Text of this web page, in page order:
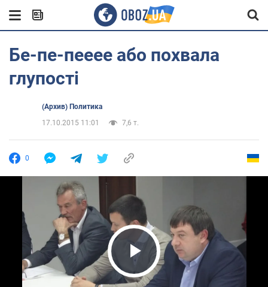
Бе-пе-пееее або похвала
глупості
(Архив) Политика
17.10.2015 11:01
7,6 т.
0
Play Video